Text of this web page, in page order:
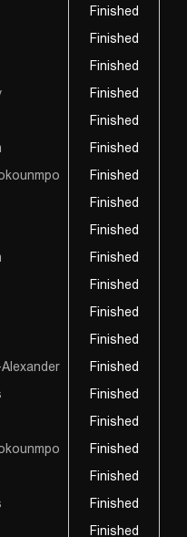
Finished
Finished
Finished
Finished
Finished
Finished
Finished
Finished
Finished
Finished
Finished
Finished
Finished
Finished
Finished
Finished
Finished
Finished
Finished
Finished